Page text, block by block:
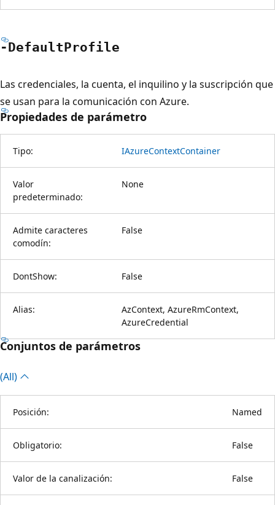
-DefaultProfile
Las credenciales, la cuenta, el inquilino y la suscripción que
se usan para la comunicación con Azure.
Propiedades de parámetro
Tipo: IAzureContextContainer
Valor
predeterminado:
None
Admite caracteres
comodín:
False
DontShow: False
Alias:
AzContext, AzureRmContext,
AzureCredential
Conjuntos de parámetros
(All)
Posición: Named
Obligatorio: False
Valor de la canalización: False